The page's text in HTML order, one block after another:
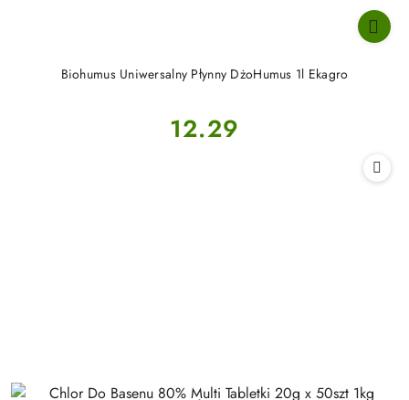
Biohumus Uniwersalny Płynny DżoHumus 1l Ekagro
Cena:
12.29